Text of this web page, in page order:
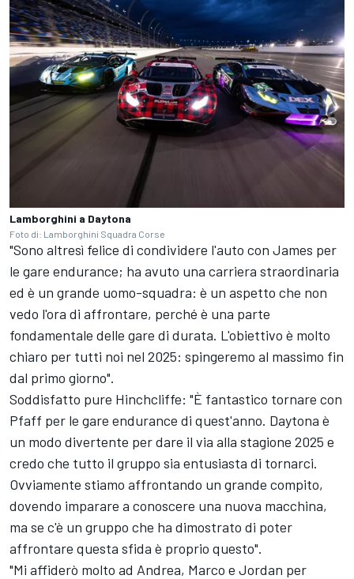
Lamborghini a Daytona
Foto di: Lamborghini Squadra Corse
"Sono altresì felice di condividere l'auto con James per
le gare endurance; ha avuto una carriera straordinaria
ed è un grande uomo-squadra: è un aspetto che non
vedo l'ora di affrontare, perché è una parte
fondamentale delle gare di durata. L'obiettivo è molto
chiaro per tutti noi nel 2025: spingeremo al massimo fin
dal primo giorno".
Soddisfatto pure Hinchcliffe: "È fantastico tornare con
Pfaff per le gare endurance di quest'anno. Daytona è
un modo divertente per dare il via alla stagione 2025 e
credo che tutto il gruppo sia entusiasta di tornarci.
Ovviamente stiamo affrontando un grande compito,
dovendo imparare a conoscere una nuova macchina,
ma se c'è un gruppo che ha dimostrato di poter
affrontare questa sfida è proprio questo".
"Mi affiderò molto ad Andrea, Marco e Jordan per